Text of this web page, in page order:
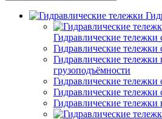
Гидравлические тележки
Гидравлические
Гидравлические
грузоподъёмности
Гидравлические
Гидравлические
Гидравлические